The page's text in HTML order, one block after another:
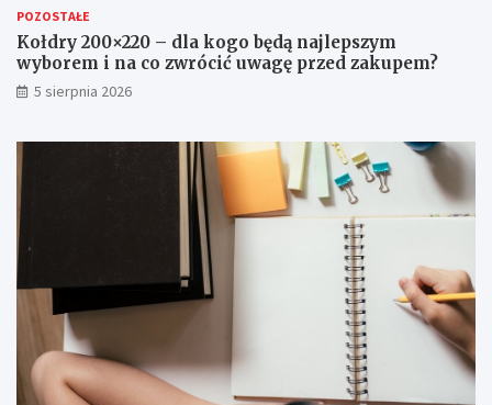
b
ę
d
ą
n
j
l
e
p
s
z
y
m
o
l
i
s
t
y
z
n
e
w
J
a
b
ł
i
POZOSTAŁE
Kołdry 200×220 – dla kogo będą najlepszym
wyborem i na co zwrócić uwagę przed zakupem?
5 sierpnia 2026